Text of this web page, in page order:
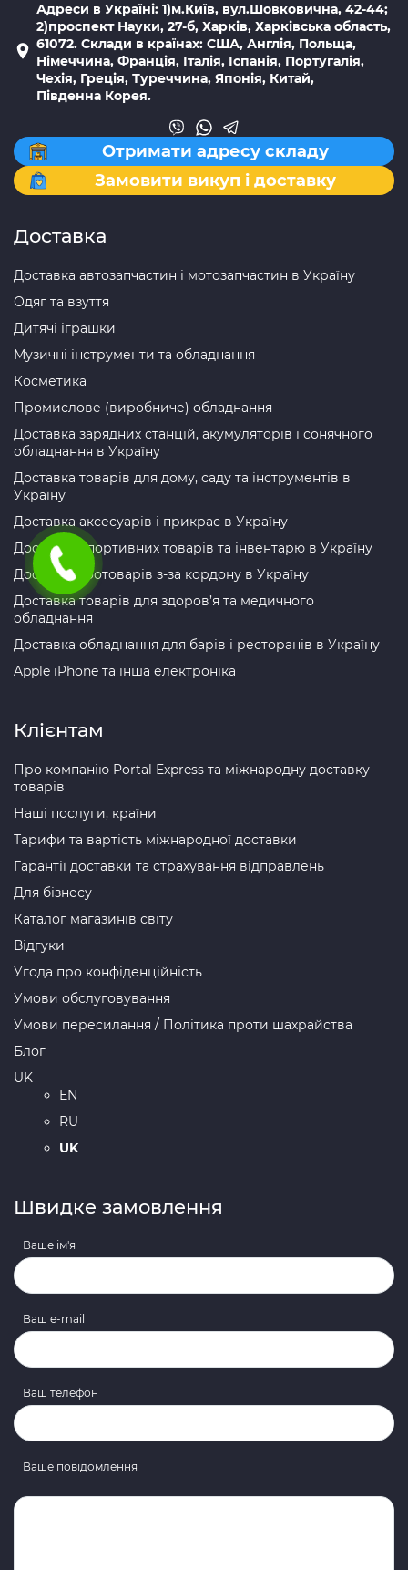
Адреси в Україні: 1)м.Київ, вул.Шовковична, 42-44;
2)проспект Науки, 27-б, Харків, Харківська область,
61072. Склади в країнах: США, Англія, Польща,
Німеччина, Франція, Італія, Іспанія, Португалія,
Чехія, Греція, Туреччина, Японія, Китай,
Південна Корея.
Отримати адресу складу
Замовити викуп і доставку
Доставка
Доставка автозапчастин і мотозапчастин в Україну
Одяг та взуття
Дитячі іграшки
Музичні інструменти та обладнання
Косметика
Промислове (виробниче) обладнання
Доставка зарядних станцій, акумуляторів і сонячного
обладнання в Україну
Доставка товарів для дому, саду та інструментів в
Україну
Доставка аксесуарів і прикрас в Україну
Доставка спортивних товарів та інвентарю в Україну
Доставка зоотоварів з-за кордону в Україну
Доставка товарів для здоров’я та медичного
обладнання
Доставка обладнання для барів і ресторанів в Україну
Apple iPhone та інша електроніка
Клієнтам
Про компанію Portal Express та міжнародну доставку
товарів
Наші послуги, країни
Тарифи та вартість міжнародної доставки
Гарантії доставки та страхування відправлень
Для бізнесу
Каталог магазинів світу
Відгуки
Угода про конфіденційність
Умови обслуговування
Умови пересилання / Політика проти шахрайства
Блог
UK
EN
RU
UK
Швидке замовлення
Ваше ім'я
Ваш e-mail
Ваш телефон
Ваше повідомлення